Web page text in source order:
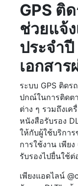
GPS ติ
ช่วยแจ้
ประจำ
เอกสาร
ระบบ GPS ติดร
ปกณ์ในการติดต
ต่าง ๆ รวมถึงเค
หนังสือรับรอง
ให้กับผู้ใช้บริการ
การใช้งาน เพีย
รับรองไปยื่นใช้
เพียงแอดไลน์